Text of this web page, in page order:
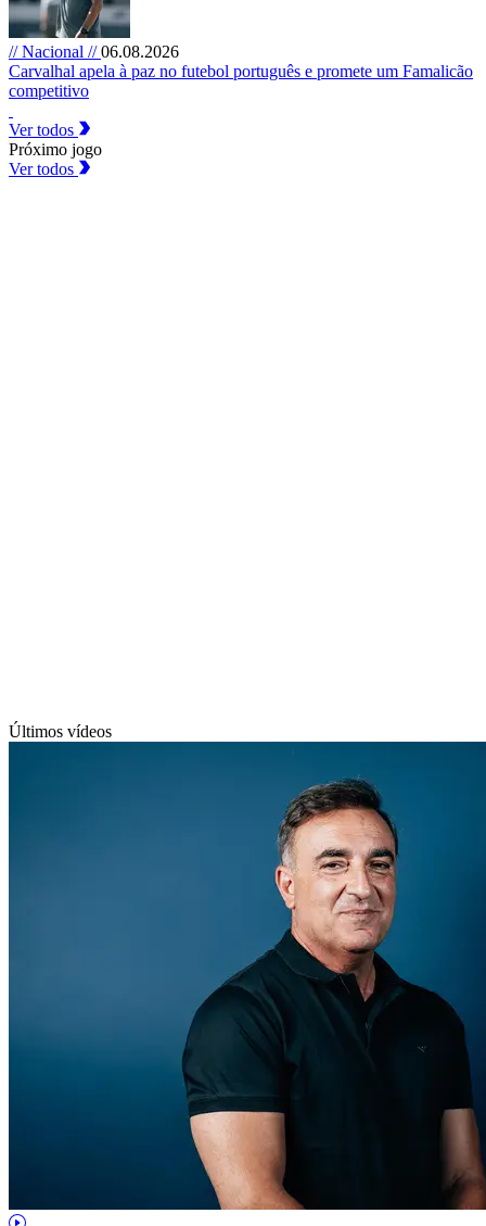
// Nacional //06.08.2026
Carvalhal apela à paz no futebol português e promete um Famalicão
competitivo
Ver todos
Próximo jogo
Ver todos
Últimos vídeos